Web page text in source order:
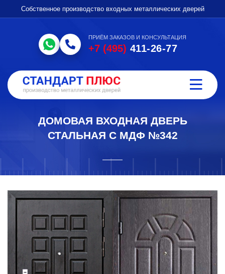
Собственное производство входных металлических дверей
ПРИЁМ ЗАКАЗОВ И КОНСУЛЬТАЦИЯ
+7 (495) 411-26-77
ДОМОВАЯ ВХОДНАЯ ДВЕРЬ
СТАЛЬНАЯ С МДФ №342